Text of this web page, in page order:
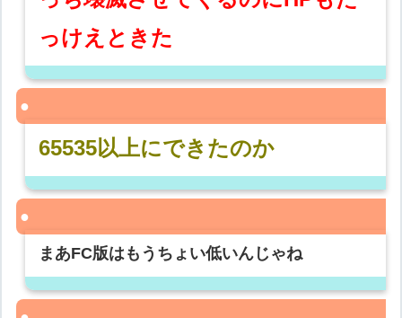
っけえときた
65535以上にできたのか
まあFC版はもうちょい低いんじゃね